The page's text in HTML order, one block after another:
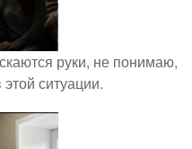
руки, не понимаю,
ситуации.